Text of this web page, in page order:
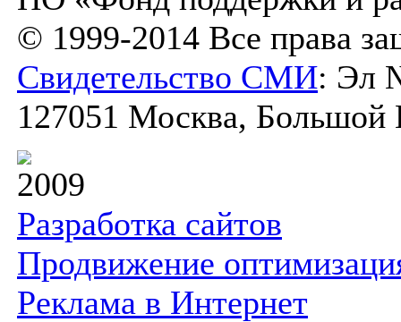
© 1999-2014 Все права
Свидетельство СМИ: Эл
127051 Москва, Большой
2009
Разработка сайтов
Продвижение
Реклама в Интернет